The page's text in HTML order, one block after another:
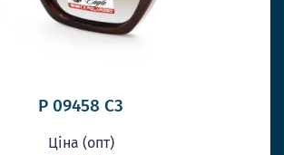
P 09458 C3
Ціна (опт)